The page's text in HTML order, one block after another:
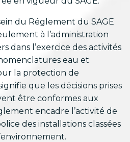
du Réglement du SAGE
à l’administration
dans l’exercice des activités
eau et
la protection de
que les décisions prises
être conformes aux
encadre l’activité de
des installations classées